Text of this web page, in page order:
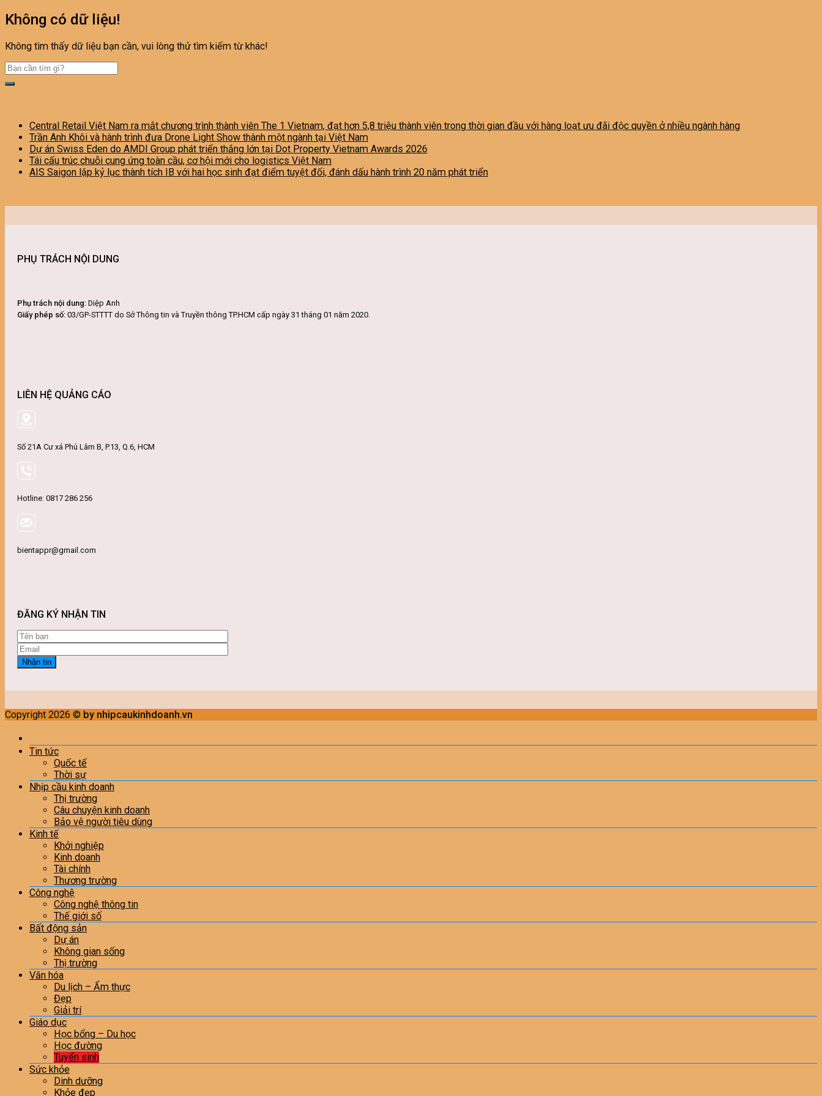
Không có dữ liệu!
Không tìm thấy dữ liệu bạn cần, vui lòng thử tìm kiếm từ khác!
Central Retail Việt Nam ra mắt chương trình thành viên The 1 Vietnam, đạt hơn 5,8 triệu thành viên trong thời gian đầu với hàng loạt ưu đãi độc quyền ở nhiều ngành hàng
Trần Anh Khôi và hành trình đưa Drone Light Show thành một ngành tại Việt Nam
Dự án Swiss Eden do AMDI Group phát triển thắng lớn tại Dot Property Vietnam Awards 2026
Tái cấu trúc chuỗi cung ứng toàn cầu, cơ hội mới cho logistics Việt Nam
AIS Saigon lập kỷ lục thành tích IB với hai học sinh đạt điểm tuyệt đối, đánh dấu hành trình 20 năm phát triển
PHỤ TRÁCH NỘI DUNG
Phụ trách nội dung: Diệp Anh
Giấy phép số: 03/GP-STTTT do Sở Thông tin và Truyền thông TP.HCM cấp ngày 31 tháng 01 năm 2020.
LIÊN HỆ QUẢNG CÁO
Số 21A Cư xá Phú Lâm B, P.13, Q.6, HCM
Hotline: 0817 286 256
bientappr@gmail.com
ĐĂNG KÝ NHẬN TIN
Copyright 2026 © by nhipcaukinhdoanh.vn
Tin tức
Quốc tế
Thời sự
Nhịp cầu kinh doanh
Thị trường
Câu chuyện kinh doanh
Bảo vệ người tiêu dùng
Kinh tế
Khởi nghiệp
Kinh doanh
Tài chính
Thương trường
Công nghệ
Công nghệ thông tin
Thế giới số
Bất động sản
Dự án
Không gian sống
Thị trường
Văn hóa
Du lịch – Ẩm thực
Đẹp
Giải trí
Giáo dục
Học bổng – Du học
Học đường
Tuyển sinh
Sức khỏe
Dinh dưỡng
Khỏe đẹp